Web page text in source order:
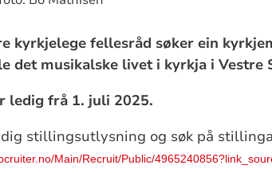
kyrkjelege fellesråd søker ein
det musikalske livet i kyrkja i Vestre
ledig frå 1. juli 2025.
stillingsutlysning og søk på
Main/Recruit/Public/